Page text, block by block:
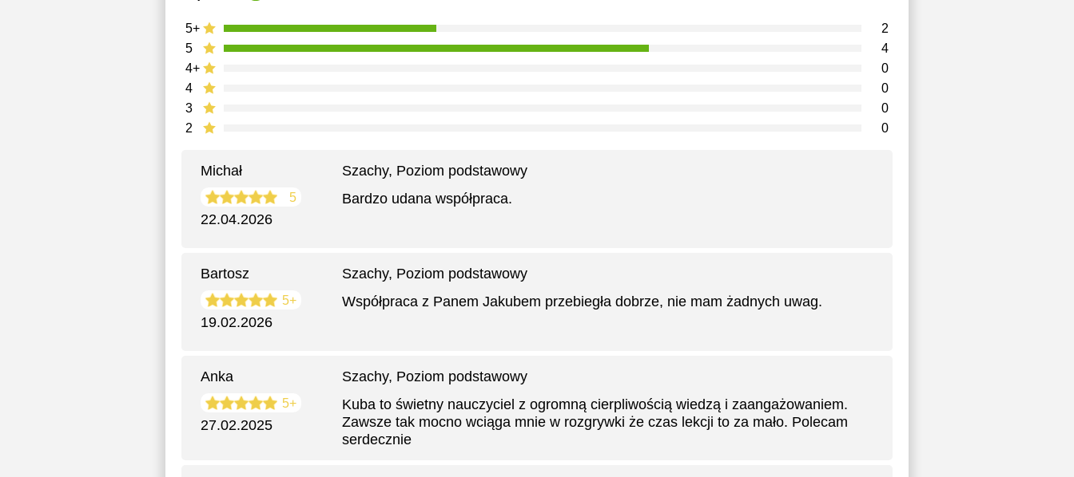
2 0
3 0
4 0
4+ 0
5 4
5+ 2
Michał
5
22.04.2026
Szachy, Poziom podstawowy
Bardzo udana współpraca.
Bartosz
5+
19.02.2026
Szachy, Poziom podstawowy
Współpraca z Panem Jakubem przebiegła dobrze, nie mam żadnych uwag.
Anka
5+
27.02.2025
Szachy, Poziom podstawowy
Kuba to świetny nauczyciel z ogromną cierpliwością wiedzą i zaangażowaniem.
Zawsze tak mocno wciąga mnie w rozgrywki że czas lekcji to za mało. Polecam
serdecznie